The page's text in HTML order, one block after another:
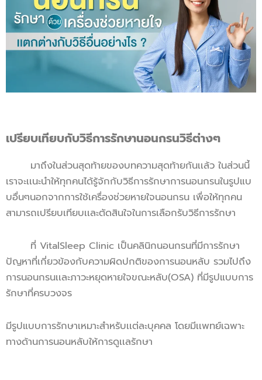
เปรียบเทียบกับวิธีการรักษานอนกรนวิธีต่างๆ
มาถึงในส่วนสุดท้ายของบทความสุดท้ายกันเเล้ว ในส่วนนี้
เราจะเเนะนำให้ทุกคนได้รู้จักกับวิธีการรักษาการนอนกรนในรูปแบ
บอื่นๆนอกจากการใช้เครื่องช่วยหายใจนอนกรน เพื่อให้ทุกคน
สามารถเปรียบเทียบเเละตัดสินใจในการเลือกรับวิธีการรักษา
ที่ VitalSleep Clinic เป็นคลินิกนอนกรนที่มีการรักษา
ปัญหาที่เกี่ยวข้องกับความผิดปกติของการนอนหลับ รวมไปถึง
การนอนกรนเเละภาวะหยุดหายใจขณะหลับ(OSA) ที่มีรูปแบบการ
รักษาที่ครบวงจร
มีรูปแบบการรักษาเหมาะสำหรับเเต่ละบุคคล โดยมีเเพทย์เฉพาะ
ทางด้านการนอนหลับให้การดูเเลรักษา